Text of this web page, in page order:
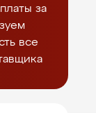
за
все